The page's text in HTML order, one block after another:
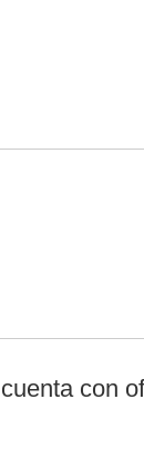
con